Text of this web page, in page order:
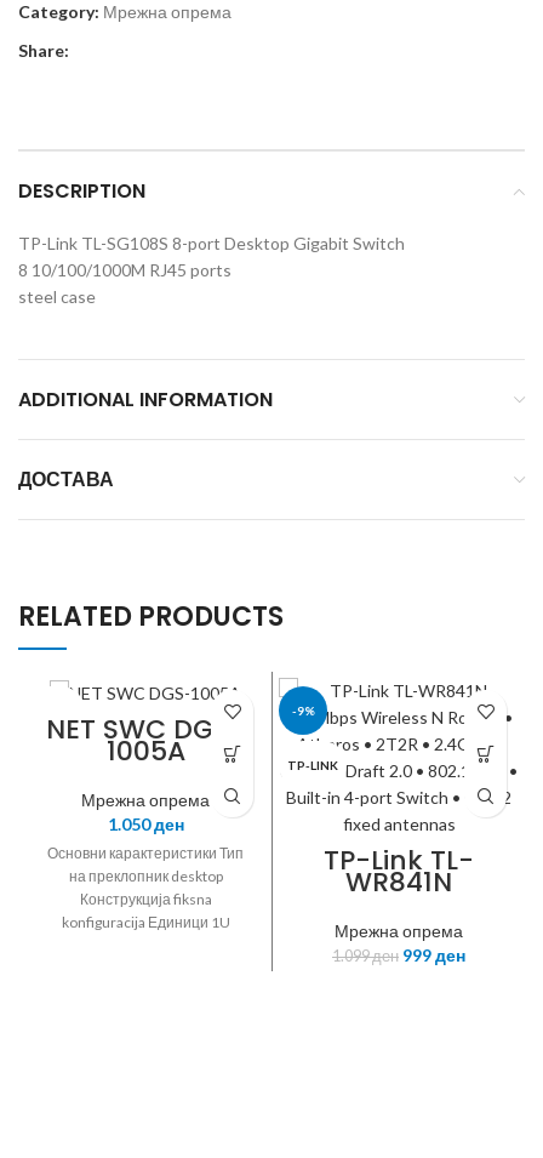
Category: Мрежна опрема
Share:
DESCRIPTION
TP-Link TL-SG108S 8-port Desktop Gigabit Switch
8 10/100/1000M RJ45 ports
steel case
ADDITIONAL INFORMATION
ДОСТАВА
RELATED PRODUCTS
NET SWC DGS-
1005A
Мрежна опрема
1.050ден
Основни карактеристики Тип
на преклопник desktop
Конструкција fiksna
konfiguracija Единици 1U
-9%
TP-LINK
TP-Link TL-
WR841N
Wireless N
Router •
Atheros • 2T2R •
Мрежна опрема
1.099ден 999ден